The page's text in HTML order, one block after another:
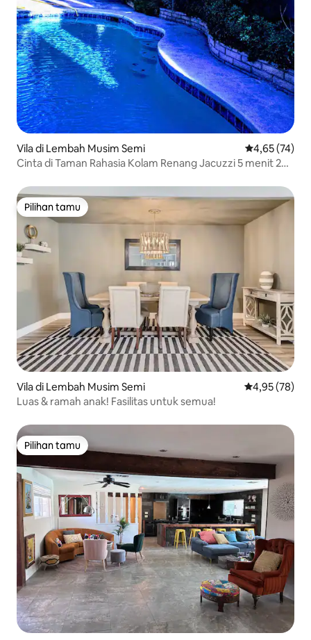
Vila di Lembah Musim Semi Nilai rata-rata
4,65 (74)
Cinta di Taman Rahasia Kolam Renang Jacuzzi 5 menit 2
Pilihan tamu
Pilihan tamu
Vila di Lembah Musim Semi Nilai rata-rata
4,95 (78)
Luas & ramah anak! Fasilitas untuk semua!
Pilihan tamu
Pilihan tamu